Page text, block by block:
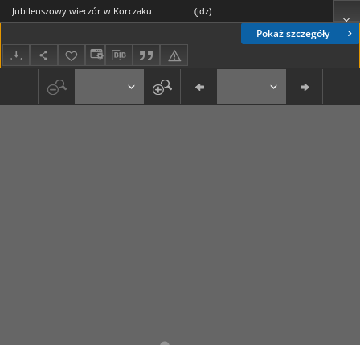
Pokaż szczegóły
Jubileuszowy wieczór w Korczaku (jdz)